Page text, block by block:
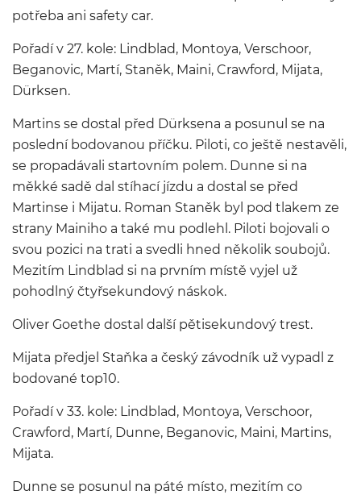
potřeba ani safety car.
Pořadí v 27. kole: Lindblad, Montoya, Verschoor,
Beganovic, Martí, Staněk, Maini, Crawford, Mijata,
Dürksen.
Martins se dostal před Dürksena a posunul se na
poslední bodovanou příčku. Piloti, co ještě nestavěli,
se propadávali startovním polem. Dunne si na
měkké sadě dal stíhací jízdu a dostal se před
Martinse i Mijatu. Roman Staněk byl pod tlakem ze
strany Mainiho a také mu podlehl. Piloti bojovali o
svou pozici na trati a svedli hned několik soubojů.
Mezitím Lindblad si na prvním místě vyjel už
pohodlný čtyřsekundový náskok.
Oliver Goethe dostal další pětisekundový trest.
Mijata předjel Staňka a český závodník už vypadl z
bodované top10.
Pořadí v 33. kole: Lindblad, Montoya, Verschoor,
Crawford, Martí, Dunne, Beganovic, Maini, Martins,
Mijata.
Dunne se posunul na páté místo, mezitím co